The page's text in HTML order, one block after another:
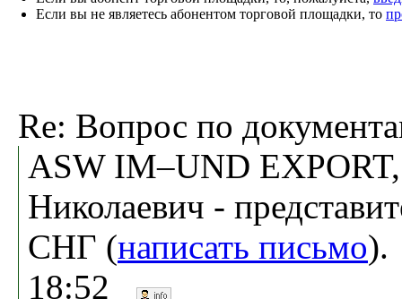
Если вы не являетесь абонентом торговой площадки, то
Re: Вопрос по
ASW IM–UND
Николаевич -
СНГ (написать письмо).
18:52